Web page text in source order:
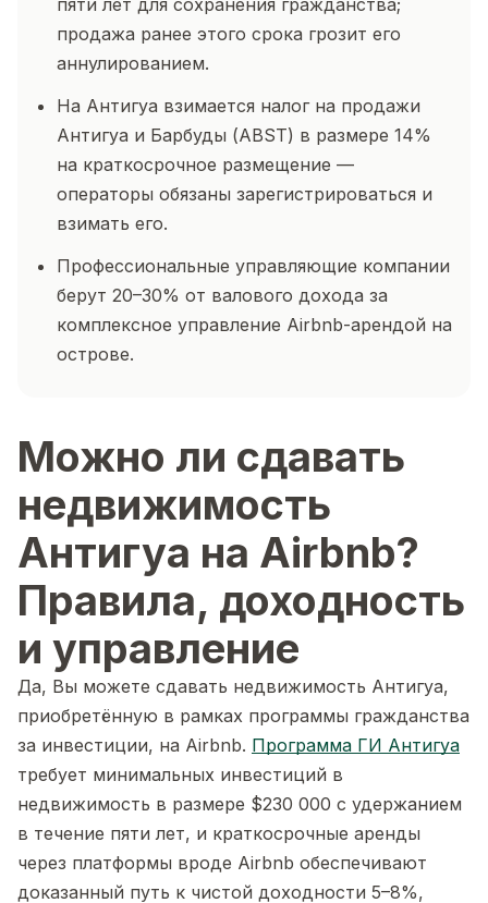
пяти лет для сохранения гражданства;
продажа ранее этого срока грозит его
аннулированием.
На Антигуа взимается налог на продажи
Антигуа и Барбуды (ABST) в размере 14%
на краткосрочное размещение —
операторы обязаны зарегистрироваться и
взимать его.
Профессиональные управляющие компании
берут 20–30% от валового дохода за
комплексное управление Airbnb-арендой на
острове.
Можно ли сдавать
недвижимость
Антигуа на Airbnb?
Правила, доходность
и управление
Да, Вы можете сдавать недвижимость Антигуа,
приобретённую в рамках программы гражданства
за инвестиции, на Airbnb. Программа ГИ Антигуа
требует минимальных инвестиций в
недвижимость в размере $230 000 с удержанием
в течение пяти лет, и краткосрочные аренды
через платформы вроде Airbnb обеспечивают
доказанный путь к чистой доходности 5–8%,